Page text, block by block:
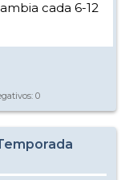
cada 6-12
0